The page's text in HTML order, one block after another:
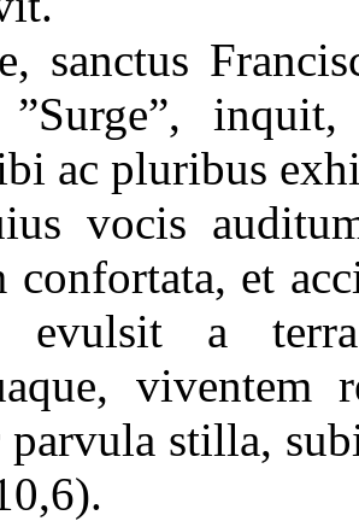
sanctus
”Surge”,
ac pluribus
vocis
confortata, et
evulsit a
viventem
parvula stilla,